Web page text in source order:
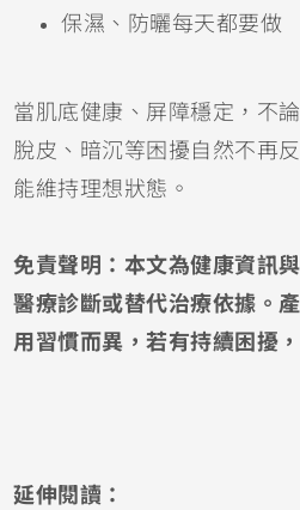
保濕、防曬每天都要做
當肌底健康、屏障穩定，不
脫皮、暗沉等困擾自然不再
能維持理想狀態。
免責聲明：本文為健康資訊
醫療診斷或替代治療依據。
用習慣而異，若有持續困擾
延伸閱讀：